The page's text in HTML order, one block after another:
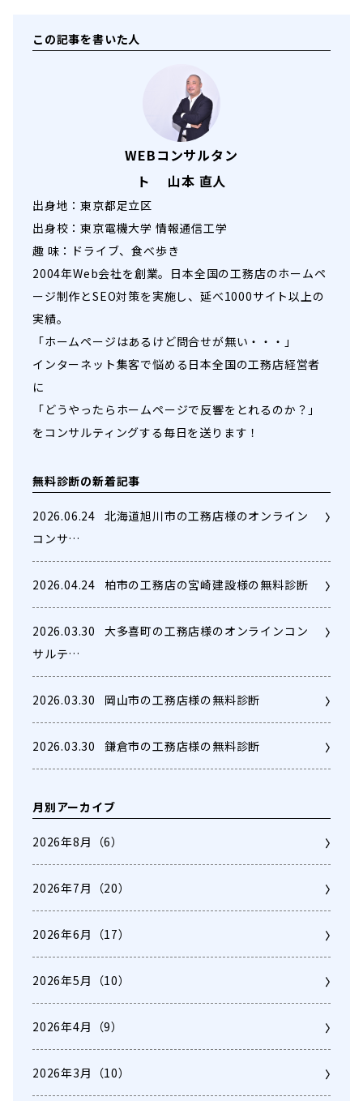
この記事を書いた人
WEBコンサルタン
ト 山本 直人
出身地：東京都足立区
出身校：東京電機大学 情報通信工学
趣 味：ドライブ、食べ歩き
2004年Web会社を創業。日本全国の工務店のホームペ
ージ制作とSEO対策を実施し、延べ1000サイト以上の
実績。
「ホームページはあるけど問合せが無い・・・」
インターネット集客で悩める日本全国の工務店経営者
に
「どうやったらホームページで反響をとれるのか？」
をコンサルティングする毎日を送ります！
無料診断の新着記事
2026.06.24 北海道旭川市の工務店様のオンライン
コンサ…
2026.04.24 柏市の工務店の宮崎建設様の無料診断
2026.03.30
大多喜町の工務店様のオンラインコン
サルテ…
2026.03.30 岡山市の工務店様の無料診断
2026.03.30 鎌倉市の工務店様の無料診断
月別アーカイブ
2026年8月 （6）
2026年7月 （20）
2026年6月 （17）
2026年5月 （10）
2026年4月 （9）
2026年3月 （10）